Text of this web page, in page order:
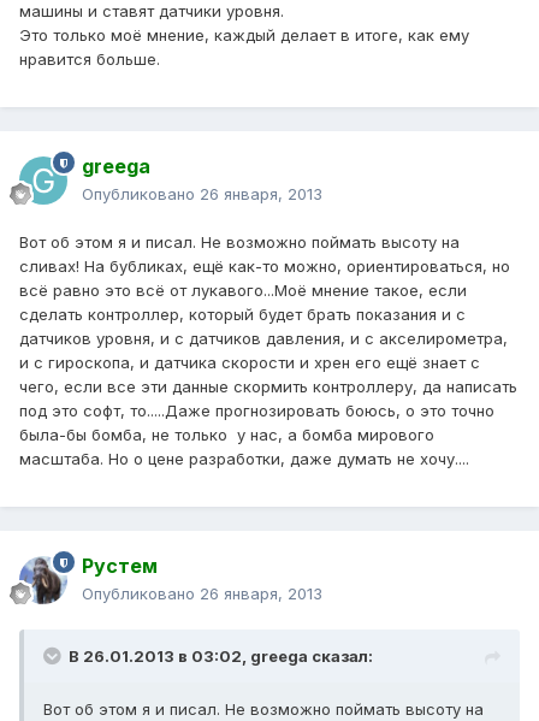
машины и ставят датчики уровня.
Это только моё мнение, каждый делает в итоге, как ему
нравится больше.
greega
Опубликовано 26 января, 2013
Вот об этом я и писал. Не возможно поймать высоту на
сливах! На бубликах, ещё как-то можно, ориентироваться, но
всё равно это всё от лукавого...Моё мнение такое, если
сделать контроллер, который будет брать показания и с
датчиков уровня, и с датчиков давления, и с акселирометра,
и с гироскопа, и датчика скорости и хрен его ещё знает с
чего, если все эти данные скормить контроллеру, да написать
под это софт, то.....Даже прогнозировать боюсь, о это точно
была-бы бомба, не только у нас, а бомба мирового
масштаба. Но о цене разработки, даже думать не хочу....
Рустем
Опубликовано 26 января, 2013
В 26.01.2013 в 03:02, greega сказал:
Вот об этом я и писал. Не возможно поймать высоту на